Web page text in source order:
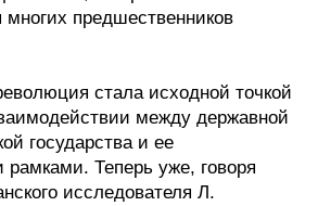
предшественников
стала исходной точкой
между державной
государства и ее
рамками. Теперь уже, говоря
исследователя Л.